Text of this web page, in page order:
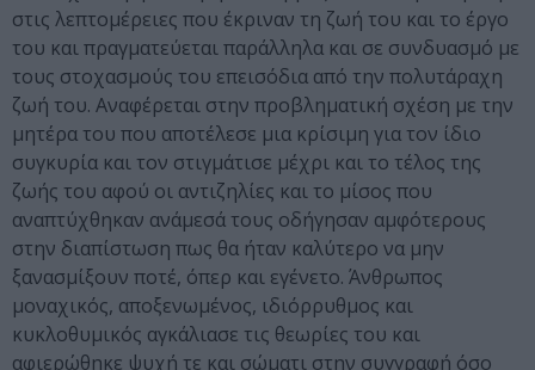
στις λεπτομέρειες που έκριναν τη ζωή του και το έργο
του και πραγματεύεται παράλληλα και σε συνδυασμό με
τους στοχασμούς του επεισόδια από την πολυτάραχη
ζωή του. Αναφέρεται στην προβληματική σχέση με την
μητέρα του που αποτέλεσε μια κρίσιμη για τον ίδιο
συγκυρία και τον στιγμάτισε μέχρι και το τέλος της
ζωής του αφού οι αντιζηλίες και το μίσος που
αναπτύχθηκαν ανάμεσά τους οδήγησαν αμφότερους
στην διαπίστωση πως θα ήταν καλύτερο να μην
ξανασμίξουν ποτέ, όπερ και εγένετο. Άνθρωπος
μοναχικός, αποξενωμένος, ιδιόρρυθμος και
κυκλοθυμικός αγκάλιασε τις θεωρίες του και
αφιερώθηκε ψυχή τε και σώματι στην συγγραφή όσο